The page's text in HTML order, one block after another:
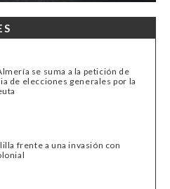
se suma a la petición de
de elecciones generales por la
frente a una invasión con